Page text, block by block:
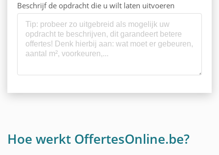
Beschrijf de opdracht die u wilt laten uitvoeren
Hoe werkt OffertesOnline.be?